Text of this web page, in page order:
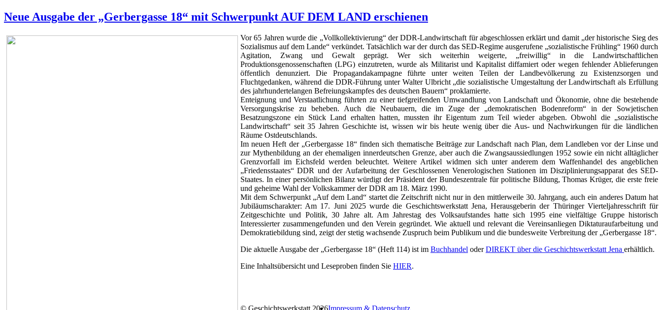
Neue Ausgabe der „Gerbergasse 18“ mit Schwerpunkt AUF DEM LAND erschienen
Vor 65 Jahren wurde die „Vollkollektivierung“ der DDR-Landwirtschaft für abgeschlossen erklärt und damit „der historische Sieg des
Sozialismus auf dem Lande“ verkündet. Tatsächlich war der durch das SED-Regime ausgerufene „sozialistische Frühling“ 1960 durch
Agitation, Zwang und Gewalt geprägt. Wer sich weiterhin weigerte, „freiwillig“ in die Landwirtschaftlichen
Produktionsgenossenschaften (LPG) einzutreten, wurde als Militarist und Kapitalist diffamiert oder wegen fehlender Ablieferungen
öffentlich denunziert. Die Propagandakampagne führte unter weiten Teilen der Landbevölkerung zu Existenzsorgen und
Fluchtgedanken, während die DDR-Führung unter Walter Ulbricht „die sozialistische Umgestaltung der Landwirtschaft als Erfüllung
des jahrhundertelangen Befreiungskampfes des deutschen Bauern“ proklamierte.
Enteignung und Verstaatlichung führten zu einer tiefgreifenden Umwandlung von Landschaft und Ökonomie, ohne die bestehende
Versorgungskrise zu beheben. Auch die Neubauern, die im Zuge der „demokratischen Bodenreform“ in der Sowjetischen
Besatzungszone ein Stück Land erhalten hatten, mussten ihr Eigentum zum Teil wieder abgeben. Obwohl die „sozialistische
Landwirtschaft“ seit 35 Jahren Geschichte ist, wissen wir bis heute wenig über die Aus- und Nachwirkungen für die ländlichen
Räume Ostdeutschlands.
Im neuen Heft der „Gerbergasse 18“ finden sich thematische Beiträge zur Landschaft nach Plan, dem Landleben vor der Linse und
zur Mythenbildung an der ehemaligen innerdeutschen Grenze, aber auch die Zwangsaussiedlungen 1952 sowie ein nicht alltäglicher
Grenzvorfall im Eichsfeld werden beleuchtet. Weitere Artikel widmen sich unter anderem dem Waffenhandel des angeblichen
„Friedensstaates“ DDR und der Aufarbeitung der Geschlossenen Venerologischen Stationen im Disziplinierungsapparat des SED-
Staates. In einer persönlichen Bilanz würdigt der Präsident der Bundeszentrale für politische Bildung, Thomas Krüger, die erste freie
und geheime Wahl der Volkskammer der DDR am 18. März 1990.
Mit dem Schwerpunkt „Auf dem Land“ startet die Zeitschrift nicht nur in den mittlerweile 30. Jahrgang, auch ein anderes Datum hat
Jubiläumscharakter: Am 17. Juni 2025 wurde die Geschichtswerkstatt Jena, Herausgeberin der Thüringer Vierteljahresschrift für
Zeitgeschichte und Politik, 30 Jahre alt. Am Jahrestag des Volksaufstandes hatte sich 1995 eine vielfältige Gruppe historisch
Interessierter zusammengefunden und den Verein gegründet. Wie aktuell und relevant die Vereinsanliegen Diktaturaufarbeitung und
Demokratiebildung sind, zeigt der stetig wachsende Zuspruch beim Publikum und die bundesweite Verbreitung der „Gerbergasse 18“.
Die aktuelle Ausgabe der „Gerbergasse 18“ (Heft 114) ist im Buchhandel oderDIREKT über die Geschichtswerkstatt Jena erhältlich.
Eine Inhaltsübersicht und Leseproben finden Sie HIER.
© Geschichtswerkstatt 2026Impressum & Datenschutz